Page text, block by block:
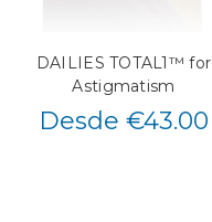
DAILIES TOTAL1™ for
Astigmatism
Desde €43.00